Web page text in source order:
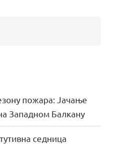
пожара: Јачање
Западном Балкану
седница